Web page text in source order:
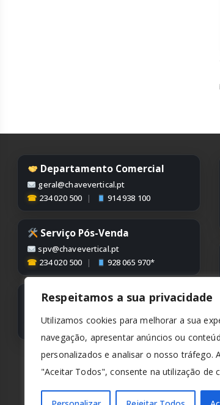
Respeitamos a sua privacidade
Utilizamos cookies para melhorar a sua
navegação, apresentar anúncios ou
personalizados e analisar o nosso tráfego.
"Aceitar Todos", consente na utilização de
Departamento Comercial
geral@chavevertical.pt
☎ 234 020 500 | 914 938 100
Serviço Pós-Venda
spv@chavevertical.pt
☎ 234 020 500 | 928 065 970*
Contabilidade
234 020 500